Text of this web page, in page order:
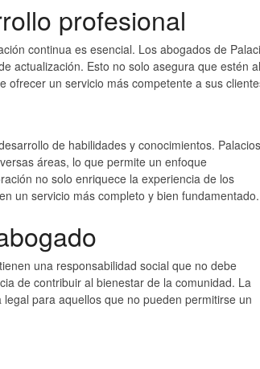
profesional
continua es esencial. Los abogados de
actualización. Esto no solo asegura que estén al
ofrecer un servicio más competente a sus
de habilidades y conocimientos. Palacios
áreas, lo que permite un enfoque
no solo enriquece la experiencia de los
un servicio más completo y bien fundamentado.
una responsabilidad social que no debe
de contribuir al bienestar de la comunidad. La
para aquellos que no pueden permitirse un